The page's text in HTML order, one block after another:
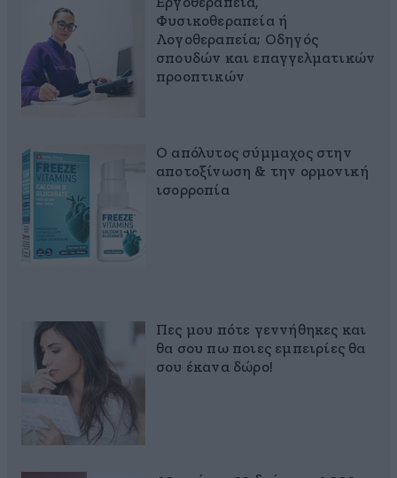
Εργοθεραπεία,
Φυσικοθεραπεία ή
Λογοθεραπεία; Οδηγός
σπουδών και επαγγελματικών
προοπτικών
Ο απόλυτος σύμμαχος στην
αποτοξίνωση & την ορμονική
ισορροπία
Πες μου πότε γεννήθηκες και
θα σου πω ποιες εμπειρίες θα
σου έκανα δώρο!